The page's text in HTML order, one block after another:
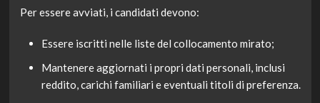
Per essere avviati, i candidati devono:
Essere iscritti nelle liste del collocamento mirato;
Mantenere aggiornati i propri dati personali, inclusi
reddito, carichi familiari e eventuali titoli di preferenza.